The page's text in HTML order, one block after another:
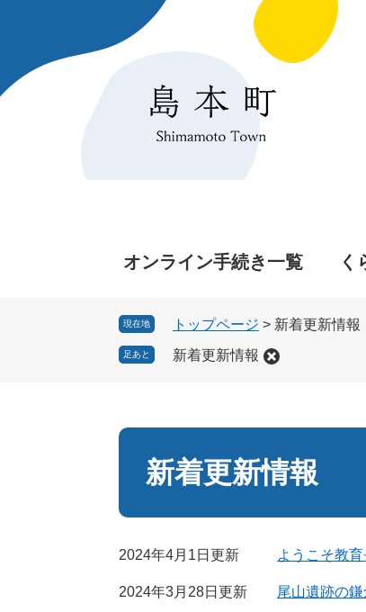
先
を
オンライン手続き一覧 く
現在地 トップページ > 新着更新情報
足あと 新着更新情報
新着更新情報
2024年4月1日更新 ようこそ教
2024年3月28日更新 尾山遺跡の